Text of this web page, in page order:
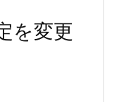
を変更